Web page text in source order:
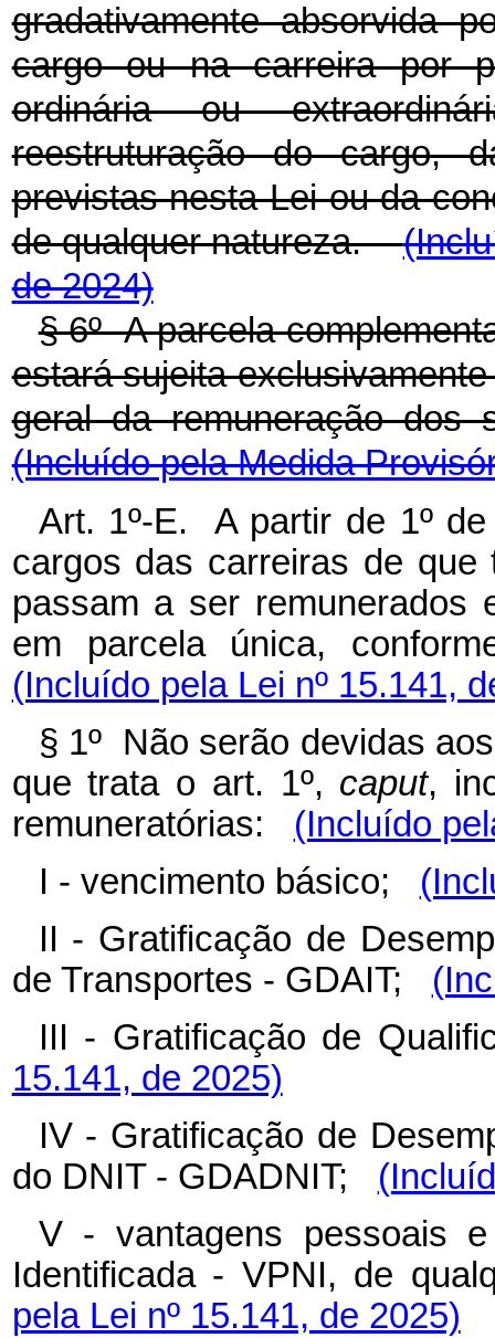
gradativamente absorvida
cargo ou na carreira por
ordinária ou
reestruturação do cargo,
previstas nesta Lei ou da
de qualquer natureza.
de 2024)
§ 6º A parcela
estará sujeita
geral da remuneração
(Incluído pela Medida
Art. 1º-E. A partir de 1º
cargos das carreiras de
passam a ser remunerados
em parcela única,
(Incluído pela Lei nº 15.141,
§ 1º Não serão devidas
que trata o art. 1º, caput,
remuneratórias: (Incluído
I - vencimento básico;
II - Gratificação de
de Transportes - GDAIT;
III - Gratificação de
15.141, de 2025)
IV - Gratificação de
do DNIT - GDADNIT;
V - vantagens pessoais e
Identificada - VPNI, de
pela Lei nº 15.141, de 2025)